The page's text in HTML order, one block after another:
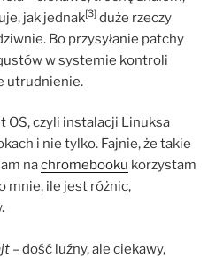
jak jednak[3] duże rzeczy
Bo przysyłanie patchy
w systemie kontroli
utrudnienie.
OS, czyli instalacji Linuksa
i nie tylko. Fajnie, że takie
nachromebooku korzystam
mnie, ile jest różnic,
– dość luźny, ale ciekawy,